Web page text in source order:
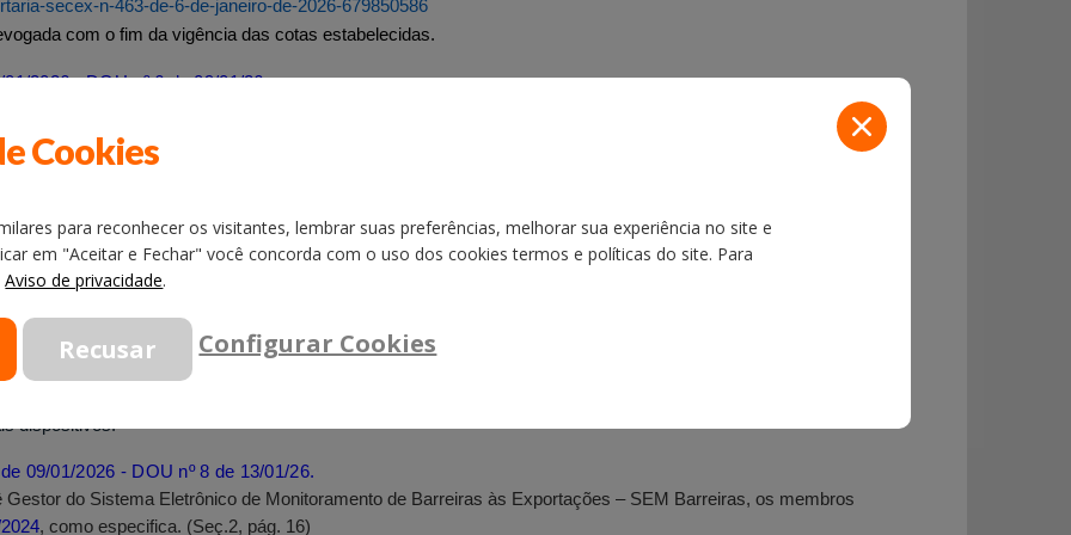
secex-n-463-de-6-de-janeiro-de-2026-679850586
com o fim da vigência das cotas estabelecidas.
2026 - DOU nº 6 de 09/01/26.
Federal e os Municípios adaptarão suas respectivas legislações ao disposto nesta Lei Complementar, no prazo
entrada em vigor.
sua publicação, quanto à instituição dos Programas Confia e Sintonia e dos selos de conformidade de que tratam os
respectivamente; e
dispositivos.
09/01/2026 - DOU nº 8 de 13/01/26.
do Sistema Eletrônico de Monitoramento de Barreiras às Exportações – SEM Barreiras, os membros
,como especifica. (Seç.2, pág. 16)
Cookies
para reconhecer os visitantes, lembrar suas preferências, melhorar sua experiência no site e
em "Aceitar e Fechar" você concorda com o uso dos cookies termos e políticas do site. Para
Aviso de privacidade.
Configurar Cookies